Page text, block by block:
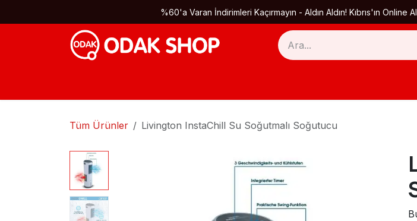
%60'a Varan İndirimleri Kaçırmayın - Aldın Aldın! Kıbrıs'ın
Tüm Ürünler Livington InstaChill Su Soğutmalı Soğutucu